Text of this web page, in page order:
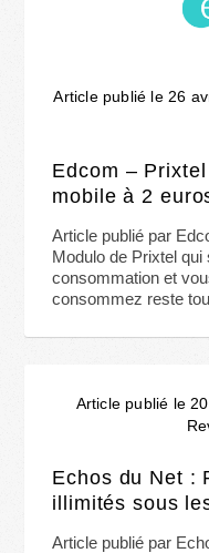
Article publié le 26
Edcom –
mobile à 2
Article publié par
Modulo de Prixtel
consommation et
consommez reste
Article publié le
Echos du Net :
illimités sous
Article publié par